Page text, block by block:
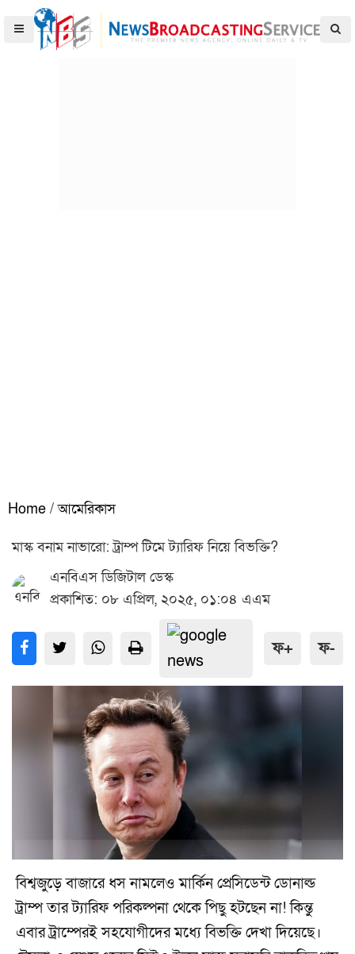
Home / আমেরিকাস
মাস্ক বনাম নাভারো: ট্রাম্প টিমে ট্যারিফ নিয়ে বিভক্তি?
এনবিএস ডিজিটাল ডেস্ক
প্রকাশিত: ০৮ এপ্রিল, ২০২৫, ০১:০৪ এএম
ফ+ ফ-
বিশ্বজুড়ে বাজারে ধস নামলেও মার্কিন প্রেসিডেন্ট ডোনাল্ড
ট্রাম্প তার ট্যারিফ পরিকল্পনা থেকে পিছু হটছেন না! কিন্তু
এবার ট্রাম্পেরই সহযোগীদের মধ্যে বিভক্তি দেখা দিয়েছে।